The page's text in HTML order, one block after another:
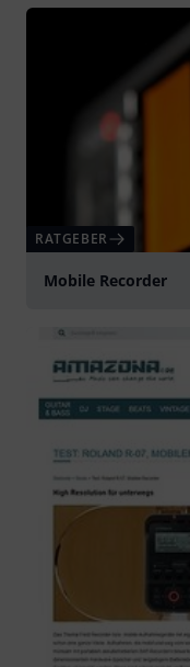
RATGEBER
Mobile Recorder